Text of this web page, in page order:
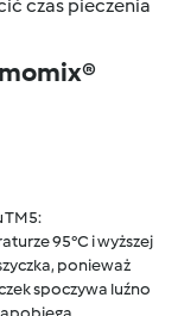
czas pieczenia
TM5:
95°C i wyższej
ponieważ
spoczywa luźno